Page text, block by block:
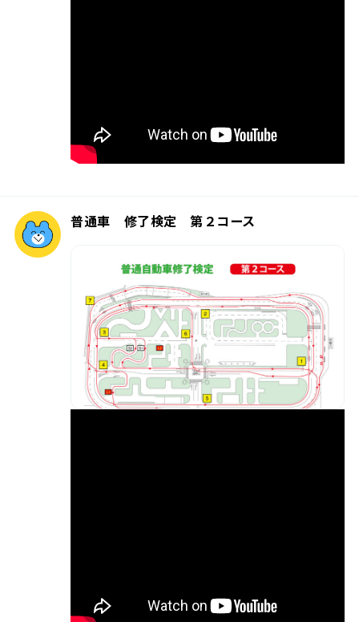
普通車 修了検定 第２コース